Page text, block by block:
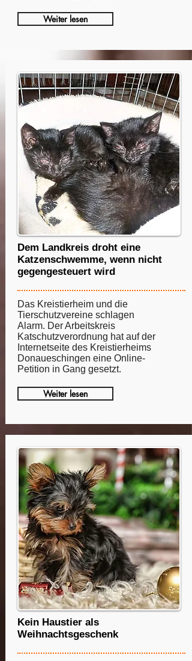
Weiter lesen
Dem Landkreis droht eine
Katzenschwemme, wenn nicht
gegengesteuert wird
Das Kreistierheim und die
Tierschutzvereine schlagen
Alarm. Der Arbeitskreis
Katschutzverordnung hat auf der
Internetseite des Kreistierheims
Donaueschingen eine Online-
Petition in Gang gesetzt.
Weiter lesen
Kein Haustier als
Weihnachtsgeschenk